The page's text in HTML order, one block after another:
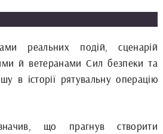
реальних подій, сценарій
й ветеранами Сил безпеки та
в історії рятувальну операцію
що прагнув створити